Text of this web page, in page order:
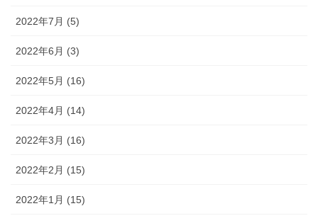
2022年7月 (5)
2022年6月 (3)
2022年5月 (16)
2022年4月 (14)
2022年3月 (16)
2022年2月 (15)
2022年1月 (15)